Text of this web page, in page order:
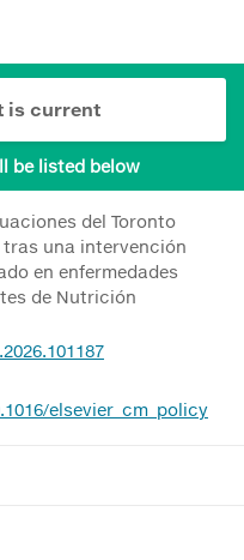
is current
be listed below
del Toronto
tras una intervención
en enfermedades
de Nutrición
elsevier_cm_policy